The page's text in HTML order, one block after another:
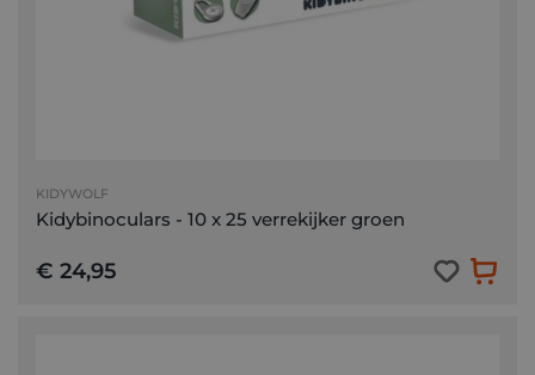
KIDYWOLF
Kidybinoculars - 10 x 25 verrekijker groen
€ 24,95